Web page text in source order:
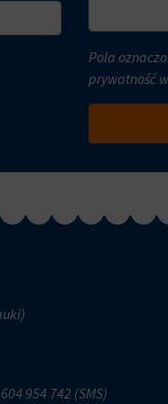
Pola
prywatność
954 742 (SMS)